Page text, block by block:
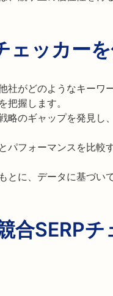
ェッカー
社がどのようなキーワ
把握します。
略のギャップを発見し
パフォーマンスを比較
とに、データに基づい
合SERPチ